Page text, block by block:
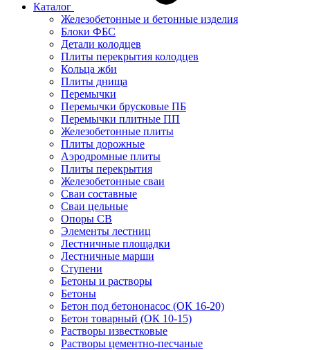
Каталог
Железобетонные и бетонные изделия
Блоки ФБС
Детали колодцев
Плиты перекрытия колодцев
Кольца жби
Плиты днища
Перемычки
Перемычки брусковые ПБ
Перемычки плитные ПП
Железобетонные плиты
Плиты дорожные
Аэродромные плиты
Плиты перекрытия
Железобетонные сваи
Сваи составные
Сваи цельные
Опоры СВ
Элементы лестниц
Лестничные площадки
Лестничные марши
Ступени
Бетоны и растворы
Бетоны
Бетон под бетононасос (ОК 16-20)
Бетон товарный (ОК 10-15)
Растворы известковые
Растворы цементно-песчаные